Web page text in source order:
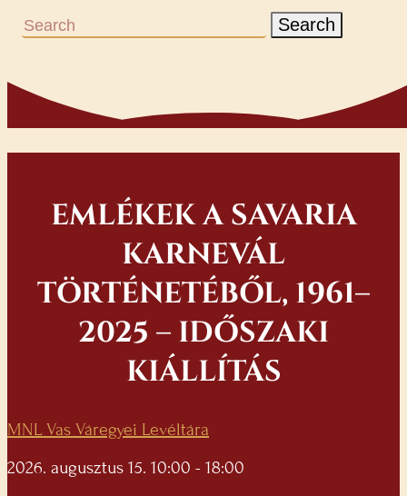
Search
EMLÉKEK A SAVARIA
KARNEVÁL
TÖRTÉNETÉBŐL, 1961–
2025 – IDŐSZAKI
KIÁLLÍTÁS
MNL Vas Váregyei Levéltára
2026. augusztus 15. 10:00 - 18:00